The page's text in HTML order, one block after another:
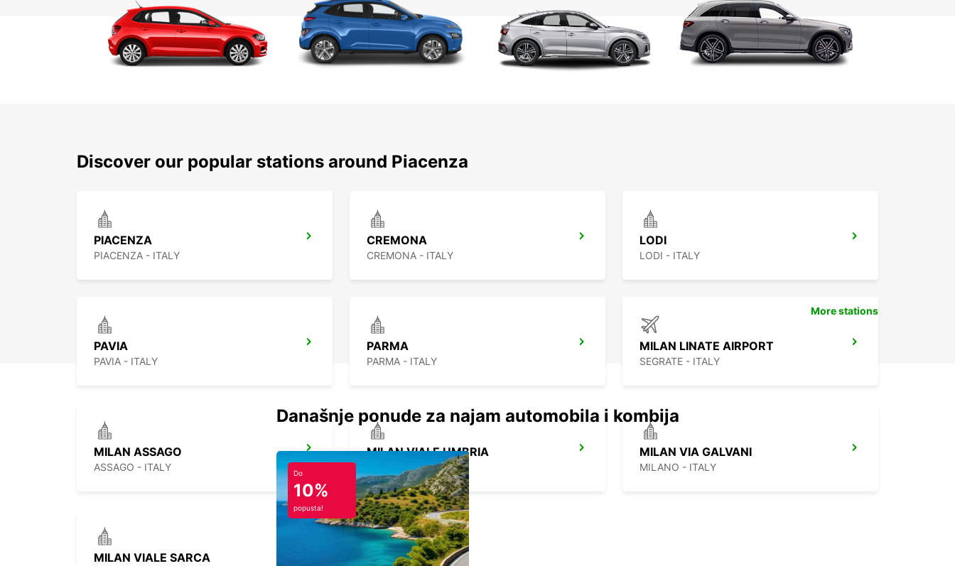
Discover our popular stations around Piacenza
PIACENZA
PIACENZA - ITALY
CREMONA
CREMONA - ITALY
LODI
LODI - ITALY
PAVIA
PAVIA - ITALY
PARMA
PARMA - ITALY
MILAN LINATE AIRPORT
SEGRATE - ITALY
MILAN ASSAGO
ASSAGO - ITALY
MILAN VIALE UMBRIA
MILANO - ITALY
MILAN VIA GALVANI
MILANO - ITALY
MILAN VIALE SARCA
More stations
Današnje ponude za najam automobila i kombija
Do
10%
popusta!